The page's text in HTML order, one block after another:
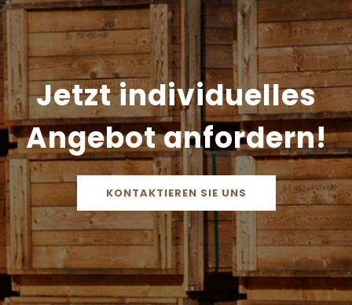
Jetzt individuelles
Angebot anfordern!
KONTAKTIEREN SIE UNS